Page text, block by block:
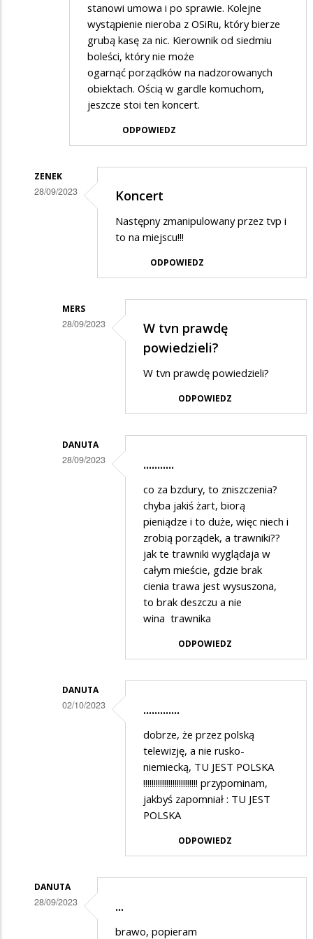
stanowi umowa i po sprawie. Kolejne
wystąpienie nieroba z OSiRu, który bierze
grubą kasę za nic. Kierownik od siedmiu
boleści, który nie może
ogarnąć porządków na nadzorowanych
obiektach. Ością w gardle komuchom,
jeszcze stoi ten koncert.
ODPOWIEDZ
ZENEK
28/09/2023 Koncert
Następny zmanipulowany przez tvp i
to na miejscu!!!
ODPOWIEDZ
MERS
28/09/2023
na
Koncert
W tvn prawdę
powiedzieli?
W tvn prawdę powiedzieli?
ODPOWIEDZ
DANUTA
28/09/2023 ...........
co za bzdury, to zniszczenia?
chyba jakiś żart, biorą
pieniądze i to duże, więc niech i
zrobią porządek, a trawniki??
jak te trawniki wyglądaja w
całym mieście, gdzie brak
cienia trawa jest wysuszona,
to brak deszczu a nie
wina trawnika
ODPOWIEDZ
DANUTA
02/10/2023 .............
dobrze, że przez polską
telewizję, a nie rusko-
niemiecką, TU JEST POLSKA
!!!!!!!!!!!!!!!!!!!!!!!!!! przypominam,
jakbyś zapomniał : TU JEST
POLSKA
ODPOWIEDZ
DANUTA
28/09/2023 ...
brawo, popieram